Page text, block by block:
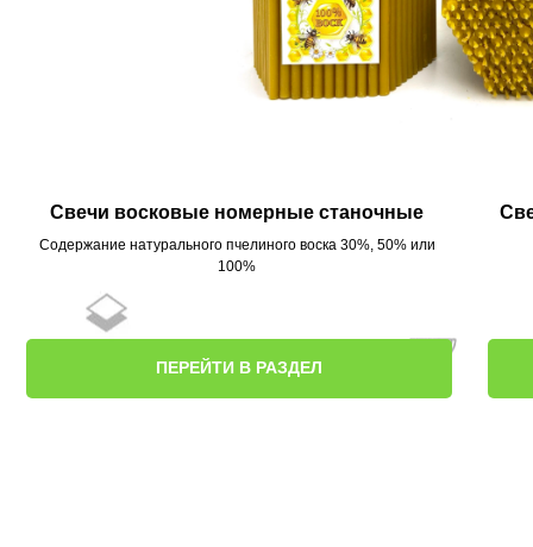
Свечи восковые номерные станочные
Cодержание натурального пчелиного воска 30%, 50% или
100%
ПЕРЕЙТИ В РАЗДЕЛ